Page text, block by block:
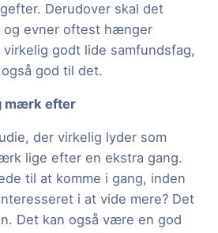
Derudover skal det
og evner oftest hænger
virkelig godt lide samfundsfag,
god til det.
mærk efter
der virkelig lyder som
lige efter en ekstra gang.
til at komme i gang, inden
i at vide mere? Det
Det kan også være en god